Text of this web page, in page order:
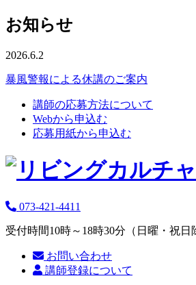
お知らせ
2026.6.2
暴風警報による休講のご案内
講師の応募方法について
Webから申込む
応募用紙から申込む
073-421-4411
受付時間10時～18時30分（日曜・祝日
お問い合わせ
講師登録について